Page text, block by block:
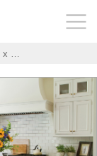
x …